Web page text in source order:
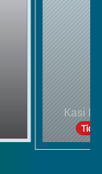
MELAWEN
Kasi